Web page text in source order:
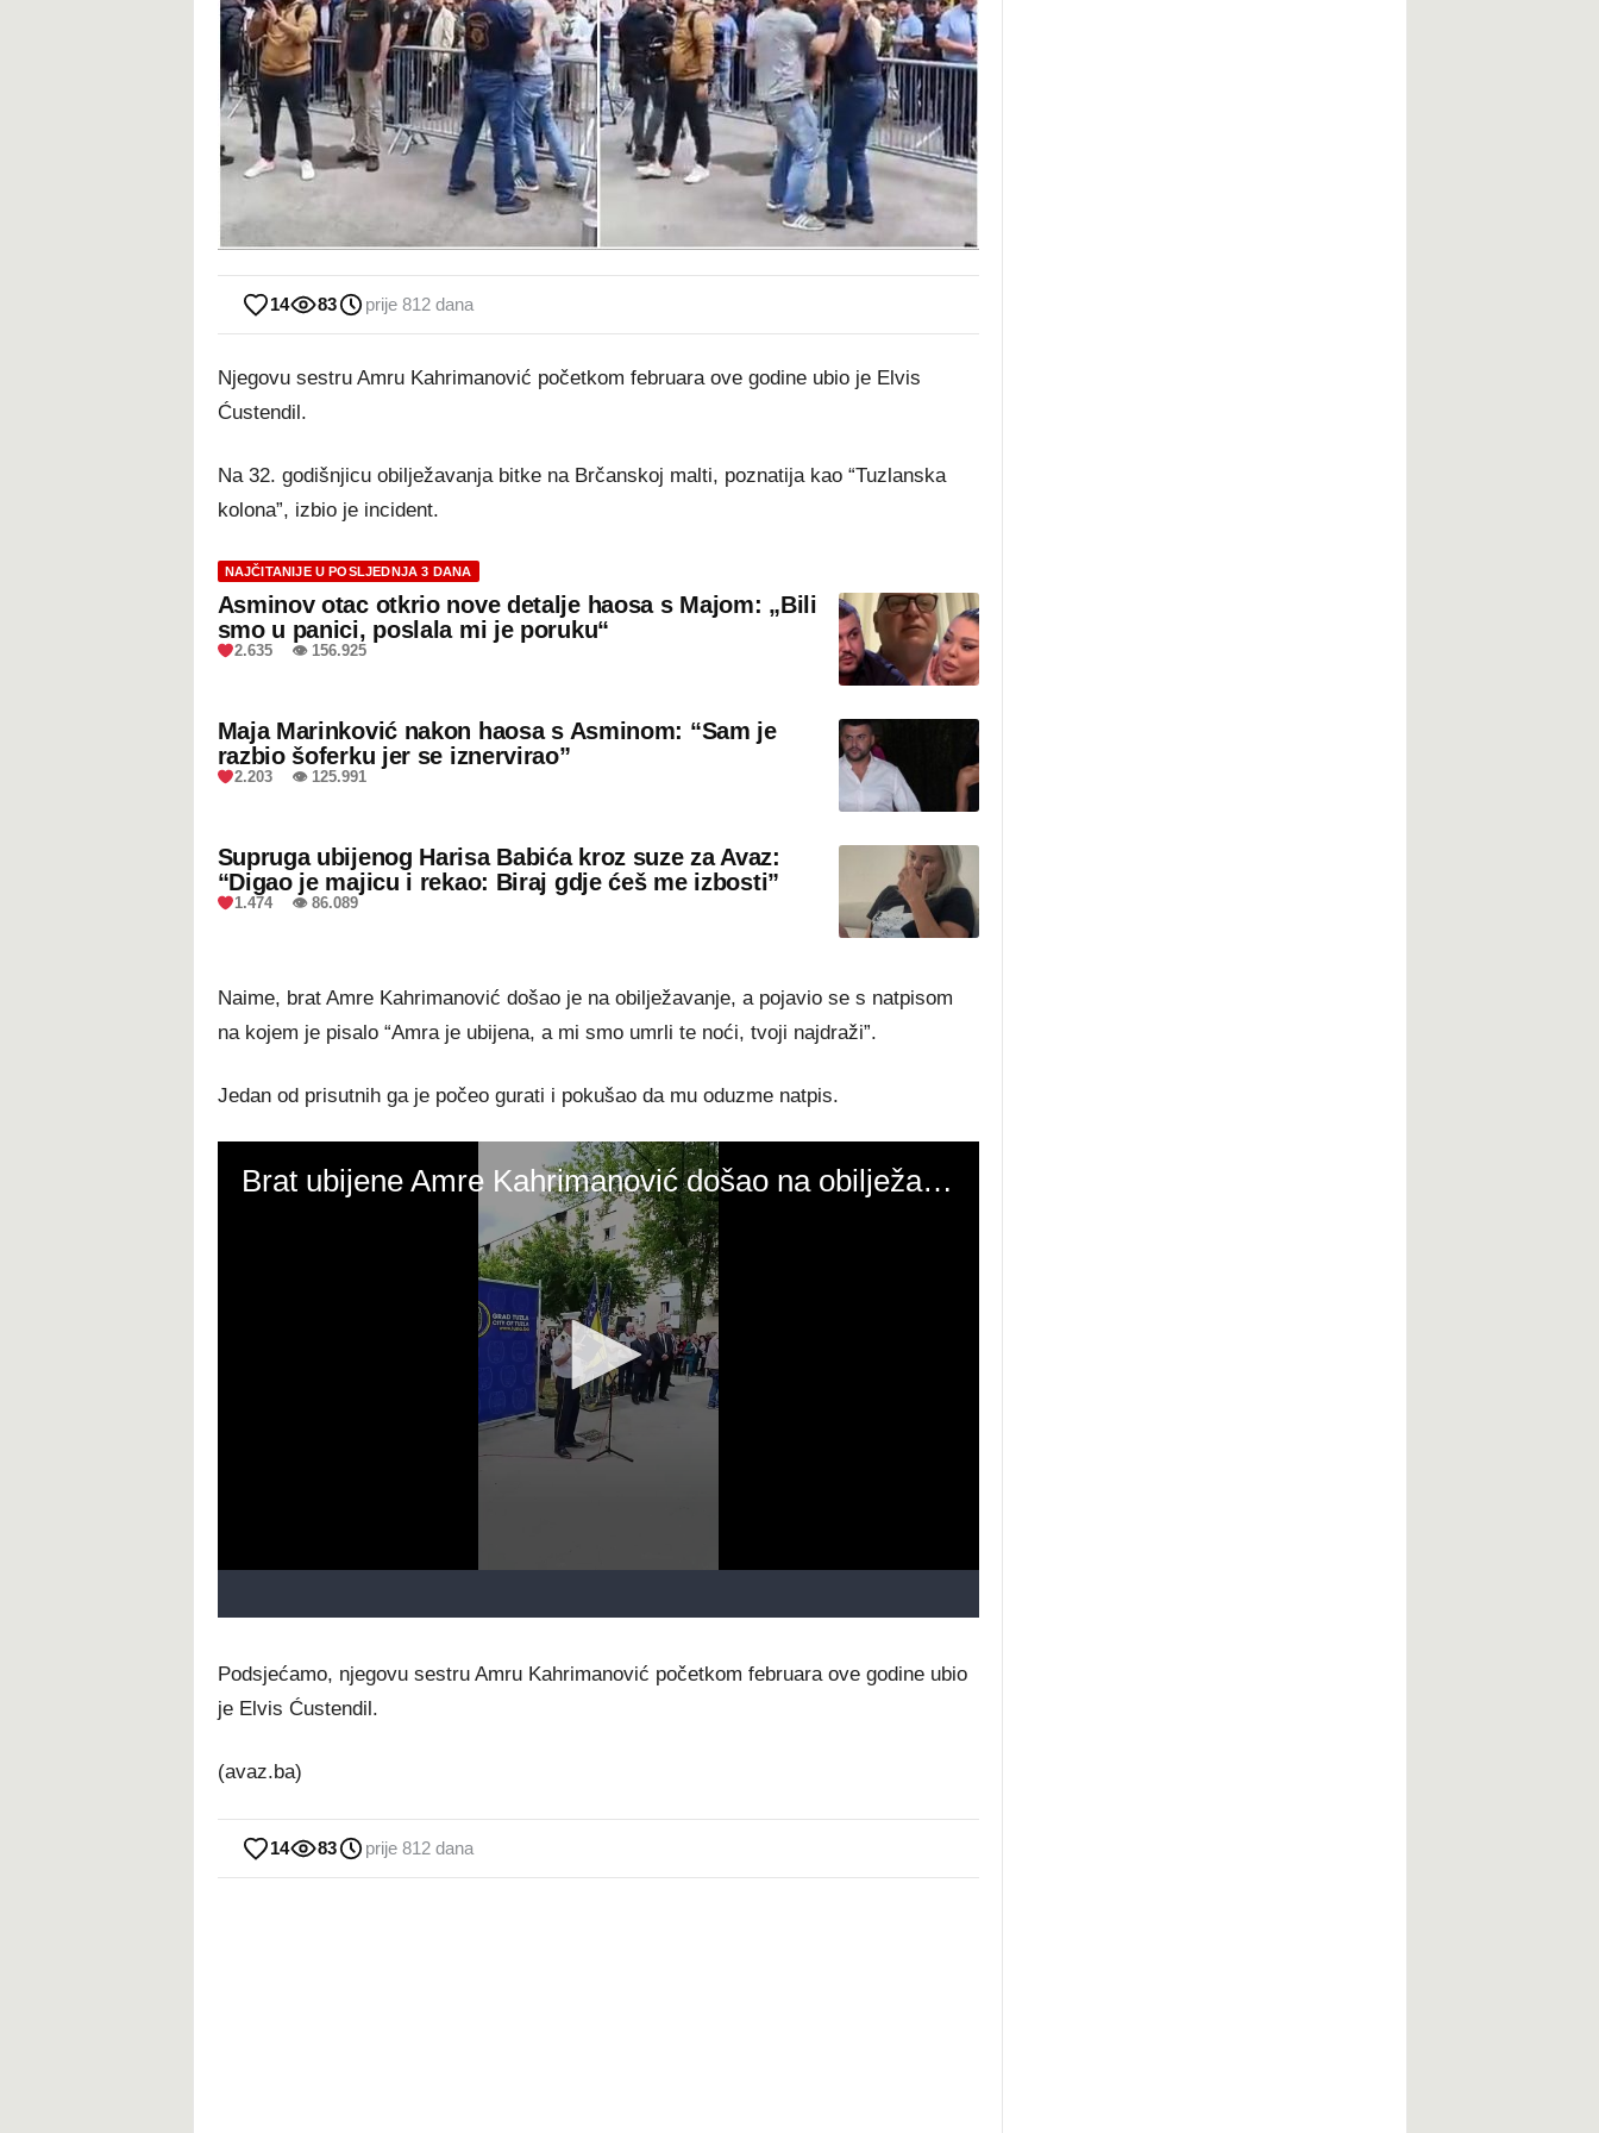
14 83 prije 812 dana
Njegovu sestru Amru Kahrimanović početkom februara ove godine ubio je Elvis
Ćustendil.
Na 32. godišnjicu obilježavanja bitke na Brčanskoj malti, poznatija kao “Tuzlanska
kolona”, izbio je incident.
NAJČITANIJE U POSLJEDNJA 3 DANA
Asminov otac otkrio nove detalje haosa s Majom: „Bili
smo u panici, poslala mi je poruku“
2.635 👁 156.925
Maja Marinković nakon haosa s Asminom: “Sam je
razbio šoferku jer se iznervirao”
2.203 👁 125.991
Supruga ubijenog Harisa Babića kroz suze za Avaz:
“Digao je majicu i rekao: Biraj gdje ćeš me izbosti”
1.474 👁 86.089
Naime, brat Amre Kahrimanović došao je na obilježavanje, a pojavio se s natpisom
na kojem je pisalo “Amra je ubijena, a mi smo umrli te noći, tvoji najdraži”.
Jedan od prisutnih ga je počeo gurati i pokušao da mu oduzme natpis.
Podsjećamo, njegovu sestru Amru Kahrimanović početkom februara ove godine ubio
je Elvis Ćustendil.
(avaz.ba)
14 83 prije 812 dana